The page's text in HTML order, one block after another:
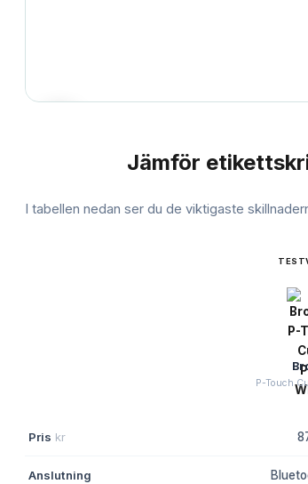
Jämför
I tabellen nedan ser du de viktigaste
P-Touch
Pris kr
Anslutning